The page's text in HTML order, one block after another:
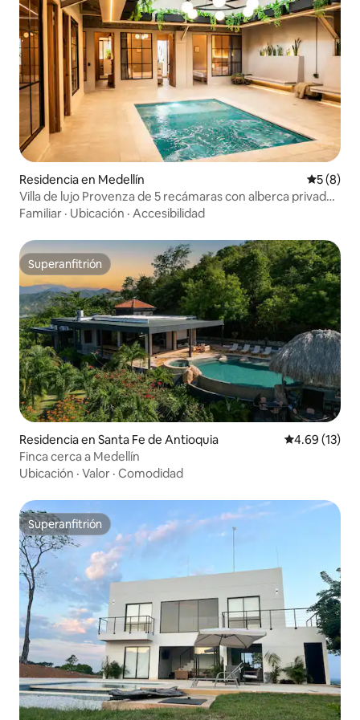
Residencia en Medellín
5 (8)
Villa de lujo Provenza de 5 recámaras con alberca privada
y aire acondicionado
Familiar · Ubicación · Accesibilidad
Superanfitrión
Superanfitrión
Residencia en Santa Fe de Antioquia Calificación
4.69 (13)
Finca cerca a Medellín
Ubicación · Valor · Comodidad
Superanfitrión
Superanfitrión